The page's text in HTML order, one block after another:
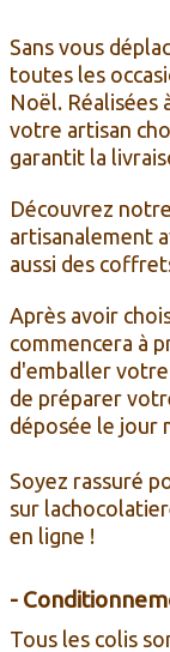
Sans vous
toutes les
Noël. Réalisées
votre artisan
garantit la
Découvrez
artisanalement
aussi des
Après avoir
commencera à
d'emballer
de préparer
déposée le jour
Soyez rassuré
sur
en ligne !
-
Tous les colis